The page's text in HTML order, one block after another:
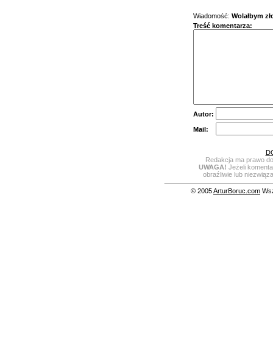
Wiadomość: Wolałbym
Treść komentarza:
Autor:
Mail:
Redakcja ma prawo
UWAGA! Jeżeli
obraźliwie lub
© 2005ArturBoruc.com